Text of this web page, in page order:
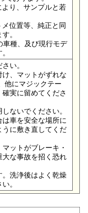
り、サンプルと若
位置等、純正と同
。
種、及び現行モデ
い。
、マットがずれな
他にマジックテー
実に留めてくださ
ないでください。
車を安全な場所に
に敷き直してくだ
ットがブレーキ・
な事故を招く恐れ
洗浄後はよく乾燥
。